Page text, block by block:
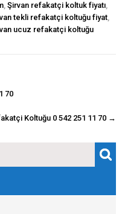
, Şirvan refakatçi koltuk fiyatı,
tekli refakatçi koltuğu fiyat,
ucuz refakatçi koltuğu
70
Koltuğu 0 542 251 11 70 →